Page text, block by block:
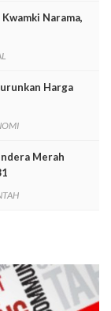
Narama,
Harga
Merah